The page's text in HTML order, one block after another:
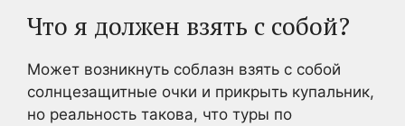
Что я должен взять с собой?
Может возникнуть соблазн взять с собой
солнцезащитные очки и прикрыть купальник,
но реальность такова, что туры по